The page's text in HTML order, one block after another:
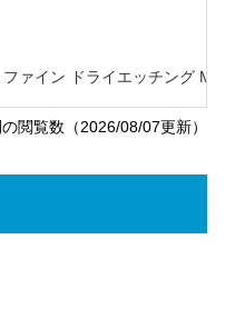
ァイン ドライエッチング MB-
閲覧数（2026/08/07更新）